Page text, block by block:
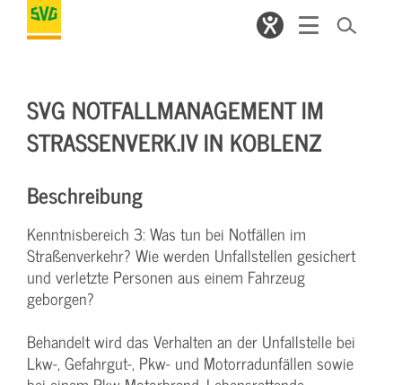
SVG NOTFALLMANAGEMENT IM
STRASSENVERK.IV IN KOBLENZ
Beschreibung
Kenntnisbereich 3: Was tun bei Notfällen im
Straßenverkehr? Wie werden Unfallstellen gesichert
und verletzte Personen aus einem Fahrzeug
geborgen?
Behandelt wird das Verhalten an der Unfallstelle bei
Lkw-, Gefahrgut-, Pkw- und Motorradunfällen sowie